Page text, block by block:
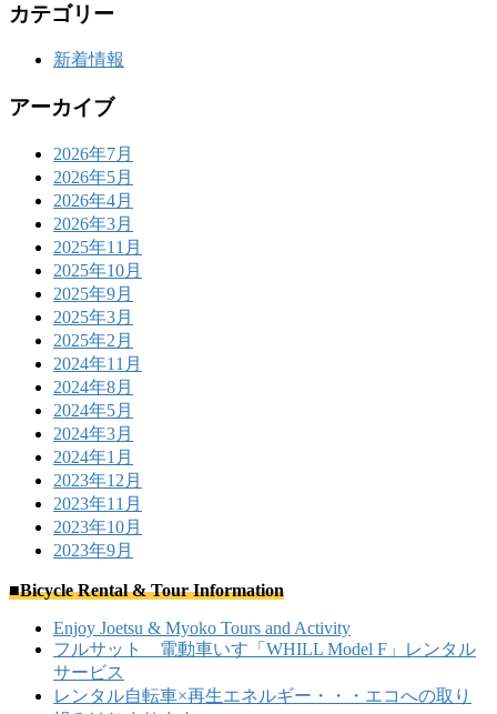
カテゴリー
新着情報
アーカイブ
2026年7月
2026年5月
2026年4月
2026年3月
2025年11月
2025年10月
2025年9月
2025年3月
2025年2月
2024年11月
2024年8月
2024年5月
2024年3月
2024年1月
2023年12月
2023年11月
2023年10月
2023年9月
■Bicycle Rental & Tour Information
Enjoy Joetsu & Myoko Tours and Activity
フルサット 電動車いす「WHILL Model F」レンタル
サービス
レンタル自転車×再生エネルギー・・・エコへの取り